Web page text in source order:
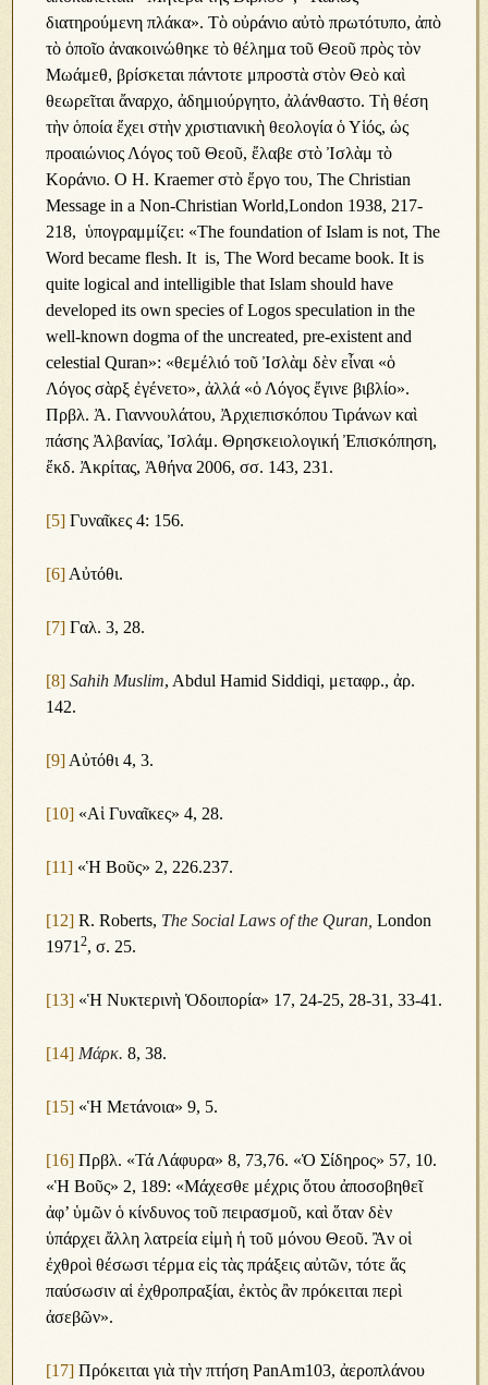
διατηρούμενη πλάκα». Τὸ οὐράνιο αὐτὸ πρωτότυπο, ἀπὸ
τὸ ὁποῖο ἀνακοινώθηκε τὸ θέλημα τοῦ Θεοῦ πρὸς τὸν
Μωάμεθ, βρίσκεται πάντοτε μπροστὰ στὸν Θεὸ καὶ
θεωρεῖται ἄναρχο, ἀδημιούργητο, ἀλάνθαστο. Τὴ θέση
τὴν ὁποία ἔχει στὴν χριστιανικὴ θεολογία ὁ Υἱός, ὡς
προαιώνιος Λόγος τοῦ Θεοῦ, ἔλαβε στὸ Ἰσλὰμ τὸ
Κοράνιο. Ο Η. Kraemer στὸ ἔργο του, The Christian
Message in a Non-Christian World,London 1938, 217-
218, ὑπογραμμίζει: «The foundation of Islam is not, The
Word became flesh. It is, The Word became book. It is
quite logical and intelligible that Islam should have
developed its own species of Logos speculation in the
well-known dogma of the uncreated, pre-existent and
celestial Quran»: «θεμέλιό τοῦ Ἰσλὰμ δὲν εἶναι «ὁ
Λόγος σὰρξ ἐγένετο», ἀλλά «ὁ Λόγος ἔγινε βιβλίο».
Πρβλ. Ἀ. Γιαννουλάτου, Ἀρχιεπισκόπου Τιράνων καὶ
πάσης Ἀλβανίας, Ἰσλάμ. Θρησκειολογική Ἐπισκόπηση,
ἔκδ. Ἀκρίτας, Ἀθήνα 2006, σσ. 143, 231.
[5] Γυναῖκες 4: 156.
[6] Αὐτόθι.
[7] Γαλ. 3, 28.
[8] Sahih Muslim, Abdul Hamid Siddiqi, μεταφρ., ἀρ.
142.
[9] Αὐτόθι 4, 3.
[10] «Αἱ Γυναῖκες» 4, 28.
[11] «Ἡ Βοῦς» 2, 226.237.
[12] R. Roberts, The Social Laws of the Quran,London
19712, σ. 25.
[13] «Ἡ Νυκτερινὴ Ὁδοιπορία» 17, 24-25, 28-31, 33-41.
[14] Μάρκ. 8, 38.
[15] «Ἡ Μετάνοια» 9, 5.
[16] Πρβλ. «Τά Λάφυρα» 8, 73,76. «Ὁ Σίδηρος» 57, 10.
«Ἡ Βοῦς» 2, 189: «Μάχεσθε μέχρις ὅτου ἀποσοβηθεῖ
ἀφ’ ὑμῶν ὁ κίνδυνος τοῦ πειρασμοῦ, καὶ ὅταν δὲν
ὑπάρχει ἄλλη λατρεία εἰμὴ ἡ τοῦ μόνου Θεοῦ. Ἂν οἱ
ἐχθροὶ θέσωσι τέρμα εἰς τὰς πράξεις αὐτῶν, τότε ἅς
παύσωσιν αἱ ἐχθροπραξίαι, ἐκτὸς ἂν πρόκειται περὶ
ἀσεβῶν».
[17] Πρόκειται γιὰ τὴν πτήση PanAm103, ἀεροπλάνου